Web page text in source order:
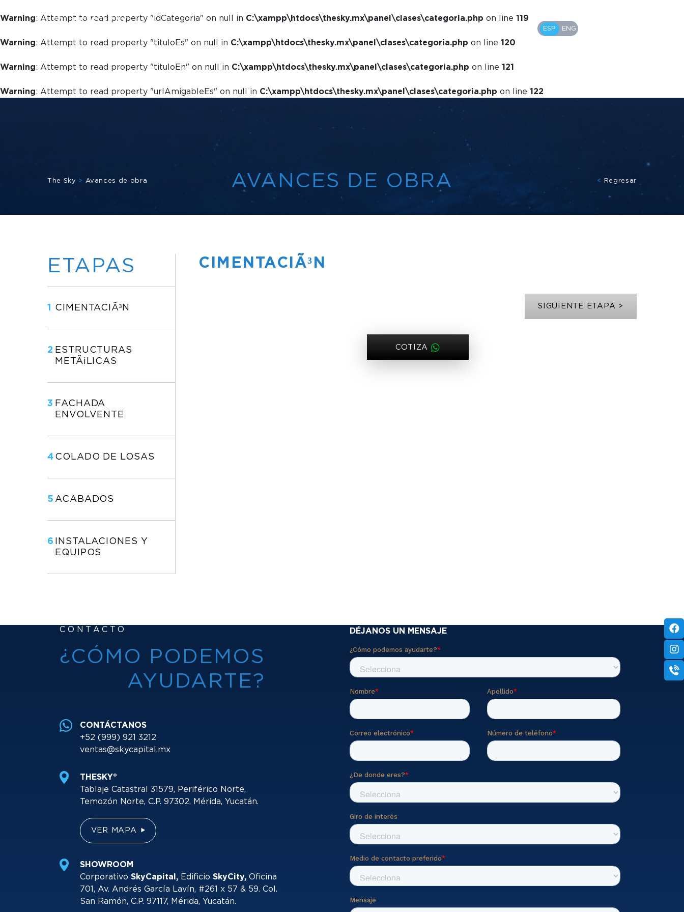
ESP ENG
Warning: Attempt to read property "idCategoria" on null in C:\xampp\htdocs\thesky.mx\panel\clases\categoria.php on line 119
Warning: Attempt to read property "tituloEs" on null in C:\xampp\htdocs\thesky.mx\panel\clases\categoria.php on line 120
Warning: Attempt to read property "tituloEn" on null in C:\xampp\htdocs\thesky.mx\panel\clases\categoria.php on line 121
Warning: Attempt to read property "urlAmigableEs" on null in C:\xampp\htdocs\thesky.mx\panel\clases\categoria.php on line 122
The Sky > Avances de obra AVANCES DE OBRA < Regresar
ETAPAS
1 CIMENTACIÃ³N
2 ESTRUCTURAS
METÃ¡LICAS
3 FACHADA
ENVOLVENTE
4 COLADO DE LOSAS
5 ACABADOS
6
INSTALACIONES Y
EQUIPOS
CIMENTACIÃ³N
SIGUIENTE ETAPA >
COTIZA
CONTACTO
¿CÓMO PODEMOS
AYUDARTE?
CONTÁCTANOS
+52 (999) 921 3212
ventas@skycapital.mx
THESKY®
Tablaje Catastral 31579, Periférico Norte,
Temozón Norte, C.P. 97302, Mérida, Yucatán.
VER MAPA
SHOWROOM
Corporativo SkyCapital, Edificio SkyCity, Oficina
701, Av. Andrés García Lavín, #261 x 57 & 59. Col.
San Ramón, C.P. 97117, Mérida, Yucatán.
DÉJANOS UN MENSAJE